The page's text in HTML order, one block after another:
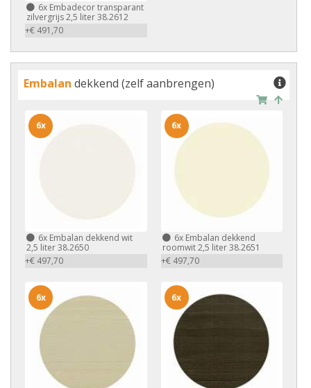
6x Embadecor transparant
zilvergrijs 2,5 liter 38.2612
+€ 491,70
Embalan dekkend (zelf aanbrengen)
6x Embalan dekkend wit
2,5 liter 38.2650
+€ 497,70
6x
6xEmbalan dekkend
roomwit 2,5 liter 38.2651
+€ 497,70
6x
6x 6x